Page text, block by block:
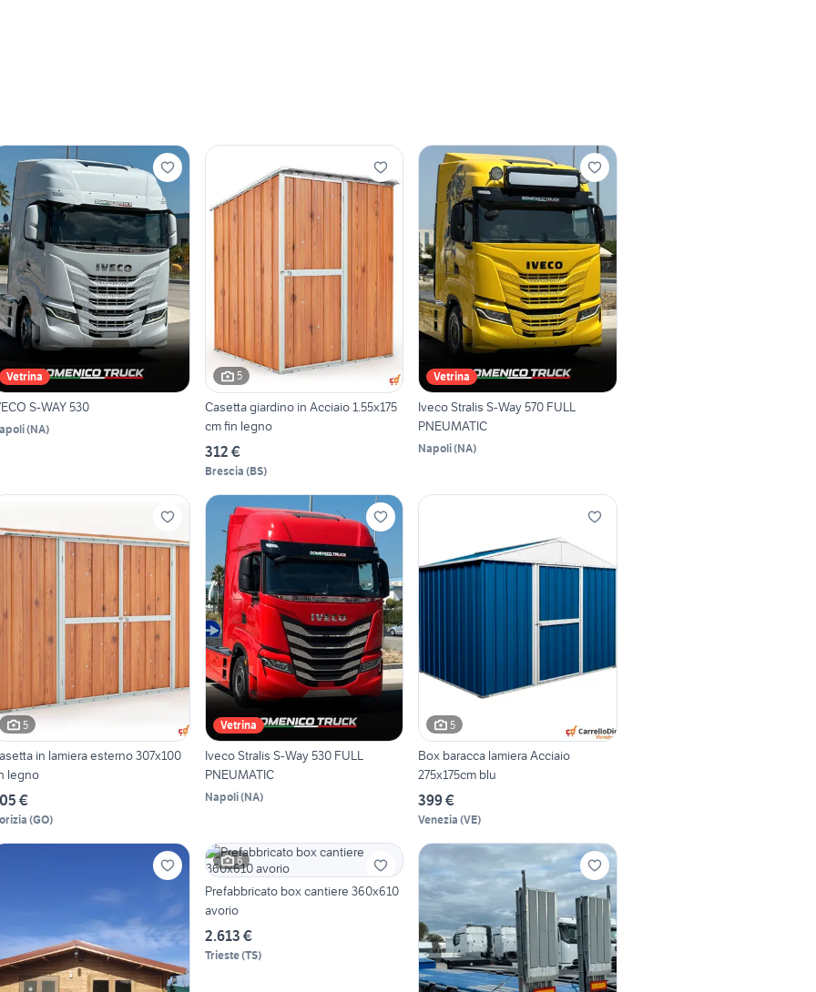
Vetrina
S-WAY 530
(NA)
5
Casetta giardino in Acciaio 1.55x175
cm fin legno
312 €
Brescia (BS)
Vetrina
Iveco Stralis S-Way 570 FULL
PNEUMATIC
Napoli(NA)
5
in lamiera esterno 307x100
legno
€
(GO)
Vetrina
Iveco Stralis S-Way 530 FULL
PNEUMATIC
Napoli(NA)
5
Box baracca lamiera Acciaio
275x175cm blu
399 €
Venezia (VE)
6
Prefabbricato box cantiere 360x610
avorio
2.613 €
Trieste(TS)